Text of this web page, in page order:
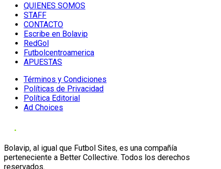
QUIENES SOMOS
STAFF
CONTACTO
Escribe en Bolavip
RedGol
Futbolcentroamerica
APUESTAS
Términos y Condiciones
Políticas de Privacidad
Política Editorial
Ad Choices
Bolavip, al igual que Futbol Sites, es una compañía
perteneciente a Better Collective. Todos los derechos
reservados.